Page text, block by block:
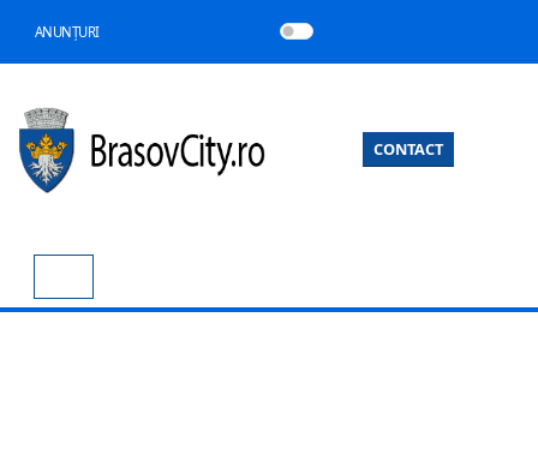
ANUNȚURI
CONTACT